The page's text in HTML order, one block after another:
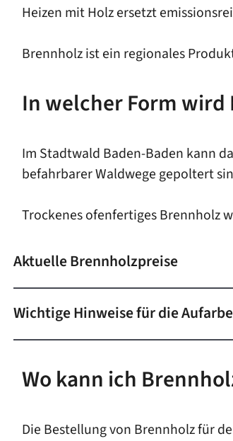
Heizen mit Holz ersetzt
Brennholz ist ein regionales
In welcher Form
Im Stadtwald Baden-Baden kann
befahrbarer Waldwege gepoltert
Trockenes ofenfertiges Brennholz
Aktuelle Brennholzpreise
Wichtige Hinweise für die
Wo kann ich
Die Bestellung von Brennholz für